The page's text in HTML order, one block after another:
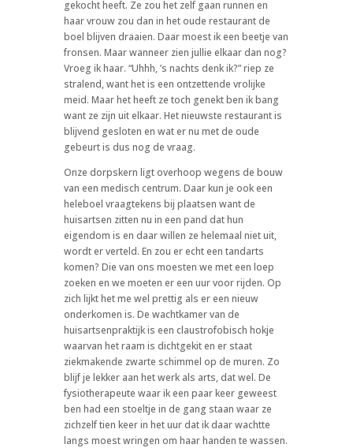
gekocht heeft. Ze zou het zelf gaan runnen en
haar vrouw zou dan in het oude restaurant de
boel blijven draaien. Daar moest ik een beetje van
fronsen. Maar wanneer zien jullie elkaar dan nog?
Vroeg ik haar. “Uhhh, ’s nachts denk ik?” riep ze
stralend, want het is een ontzettende vrolijke
meid. Maar het heeft ze toch genekt ben ik bang
want ze zijn uit elkaar. Het nieuwste restaurant is
blijvend gesloten en wat er nu met de oude
gebeurt is dus nog de vraag.
Onze dorpskern ligt overhoop wegens de bouw
van een medisch centrum. Daar kun je ook een
heleboel vraagtekens bij plaatsen want de
huisartsen zitten nu in een pand dat hun
eigendom is en daar willen ze helemaal niet uit,
wordt er verteld. En zou er echt een tandarts
komen? Die van ons moesten we met een loep
zoeken en we moeten er een uur voor rijden. Op
zich lijkt het me wel prettig als er een nieuw
onderkomen is. De wachtkamer van de
huisartsenpraktijk is een claustrofobisch hokje
waarvan het raam is dichtgekit en er staat
ziekmakende zwarte schimmel op de muren. Zo
blijf je lekker aan het werk als arts, dat wel. De
fysiotherapeute waar ik een paar keer geweest
ben had een stoeltje in de gang staan waar ze
zichzelf tien keer in het uur dat ik daar wachtte
langs moest wringen om haar handen te wassen.